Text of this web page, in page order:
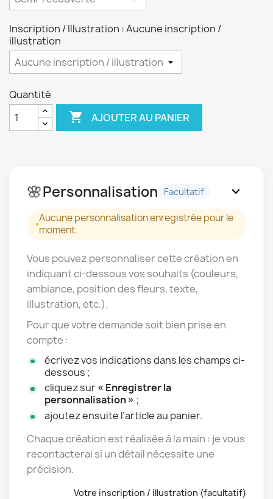
Inscription / Illustration : Aucune inscription /
illustration
Quantité
 AJOUTER AU PANIER
🌸Personnalisation Facultatif expand_more
Aucune personnalisation enregistrée pour le
moment.
Vous pouvez personnaliser cette création en
indiquant ci-dessous vos souhaits (couleurs,
ambiance, position des fleurs, texte,
illustration, etc.).
Pour que votre demande soit bien prise en
compte :
écrivez vos indications dans les champs ci-
dessous ;
cliquez sur« Enregistrer la
personnalisation » ;
ajoutez ensuite l’article au panier.
Chaque création est réalisée à la main : je vous
recontacterai si un détail nécessite une
précision.
Votre inscription / illustration (facultatif)